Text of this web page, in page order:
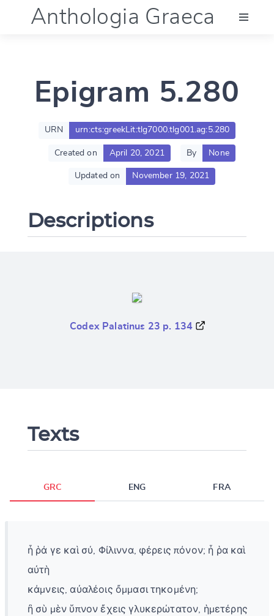
Anthologia Graeca
Language (en)
Documentation
Epigram 5.280
URN urn:cts:greekLit:tlg7000.tlg001.ag:5.280
Created on April 20, 2021 By None
Updated on November 19, 2021
Descriptions
Codex Palatinus 23 p. 134
Texts
GRC ENG FRA
ἦ ῥά γε καὶ σύ, Φίλιννα, φέρεις πόνον; ἦ ῥα καὶ
αὐτὴ
κάμνεις, αὐαλέοις ὄμμασι τηκομένη;
ἢ σὺ μὲν ὕπνον ἔχεις γλυκερώτατον, ἡμετέρης